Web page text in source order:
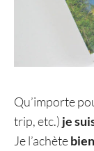
Qu’importe
trip, etc.) je
Je l’achète